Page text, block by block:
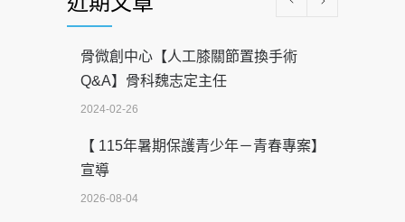
骨微創中心【人工膝關節置換手術
Q&A】骨科魏志定主任
2024-02-26
【 115年暑期保護青少年－青春專案】
宣導
2026-08-04